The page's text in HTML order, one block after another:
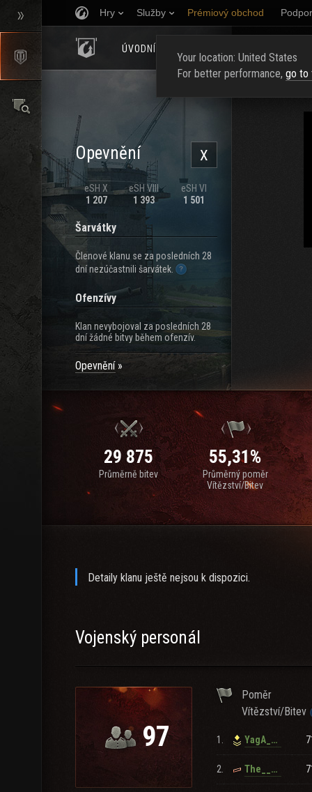
Hry Služby Prémiový obchod
ÚVODNÍ STRÁNKA
X
Opevnění
eSH X
1 207
eSH VIII
1 393
eSH VI
1 501
Šarvátky
Členové klanu se za posledních 28
dní nezúčastnili šarvátek.
Ofenzívy
Klan nevybojoval za posledních 28
dní žádné bitvy během ofenzív.
Opevnění
29 875
Průměrně bitev
55,31%
Průměrný poměr
Vítězství/Bitev
Detaily klanu ještě nejsou k dispozici.
Vojenský personál
97
Poměr
Vítězství/Bitev
1. YagA_KZ
2. The__KaZaXI
Your location: United States
For better performance, go to